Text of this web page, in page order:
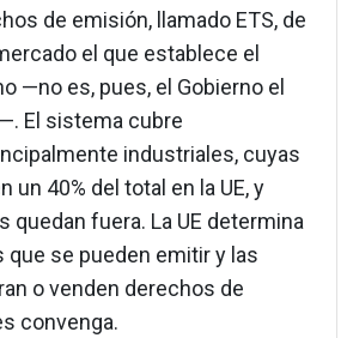
de emisión, llamado ETS, de
el que establece el
—no es, pues, el Gobierno el
El sistema cubre
industriales, cuyas
un 40% del total en la UE, y
fuera. La UE determina
que se pueden emitir y las
o venden derechos de
convenga.